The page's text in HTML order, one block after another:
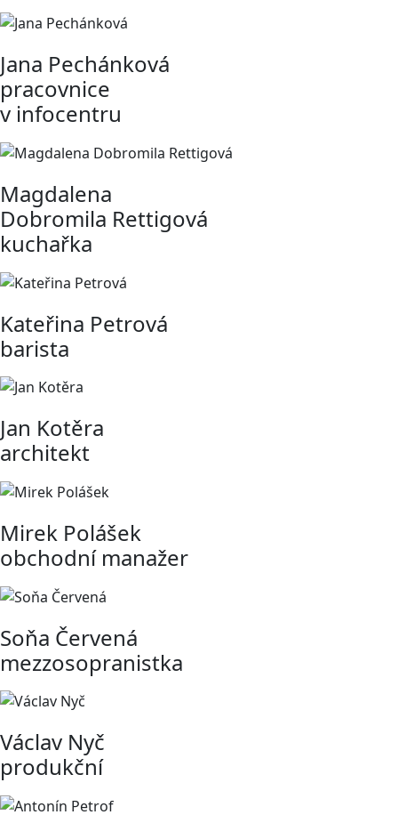
Jana Pechánková
pracovnice
v infocentru
Magdalena
Dobromila Rettigová
kuchařka
Kateřina Petrová
barista
Jan Kotěra
architekt
Mirek Polášek
obchodní manažer
Soňa Červená
mezzosopranistka
Václav Nyč
produkční